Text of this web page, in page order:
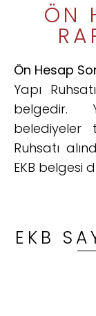
ÖN
Ön Hesap
Yapı
belgedir.
belediyeler
Ruhsatı
EKB belgesi
EKB